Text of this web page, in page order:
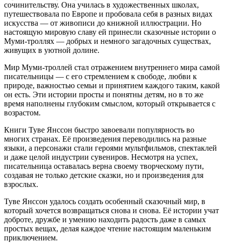
сочинительству. Она училась в художественных школах,
путешествовала по Европе и пробовала себя в разных видах
искусства — от живописи до книжной иллюстрации. Но
настоящую мировую славу ей принесли сказочные истории о
Муми-троллях — добрых и немного загадочных существах,
живущих в уютной долине.
Мир Муми-троллей стал отражением внутреннего мира самой
писательницы — с его стремлением к свободе, любви к
природе, важностью семьи и принятием каждого таким, какой
он есть. Эти истории просты и понятны детям, но в то же
время наполнены глубоким смыслом, который открывается с
возрастом.
Книги Туве Янссон быстро завоевали популярность во
многих странах. Её произведения переводились на разные
языки, а персонажи стали героями мультфильмов, спектаклей
и даже целой индустрии сувениров. Несмотря на успех,
писательница оставалась верна своему творческому пути,
создавая не только детские сказки, но и произведения для
взрослых.
Туве Янссон удалось создать особенный сказочный мир, в
который хочется возвращаться снова и снова. Её истории учат
доброте, дружбе и умению находить радость даже в самых
простых вещах, делая каждое чтение настоящим маленьким
приключением.